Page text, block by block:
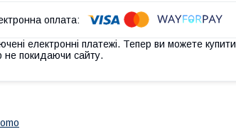
електронні платежі. Тепер ви можете купити
не покидаючи сайту.